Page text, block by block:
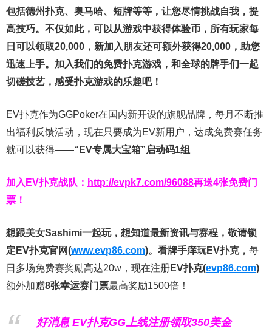
包括德州扑克、奥马哈、短牌等等，让您尽情挑战自我，提
高技巧。不仅如此， 可以从游戏中获得体验币，所有玩家每
日可以领取20,000，新加入朋友还可额外获得20,000，助您
迅速上手。 加入我们的免费扑克游戏，和全球的牌手们一起
切磋技艺，感受扑克游戏的乐趣吧！
EV扑克作为GGPoker在国内新开设的旗舰品牌，每月不断推
出福利反馈活动，现在只要成为EV新用户，达成免费赛任务
就可以获得——“EV专属大宝箱”启动码1组
加入EV扑克战队： http://evpk7.com/96088再送4张免费门
票！
想跟美女Sashimi一起玩， 想知道最新资讯与赛程， 敬请锁
定EV扑克官网(www.evp86.com)。 看牌手痒玩EV扑克， 每
日多场免费赛奖励高达20w，现在注册EV扑克(evp86.com)
额外加赠8张幸运赛门票最高奖励1500倍！
好消息 EV扑克GG上线注册领取350美金